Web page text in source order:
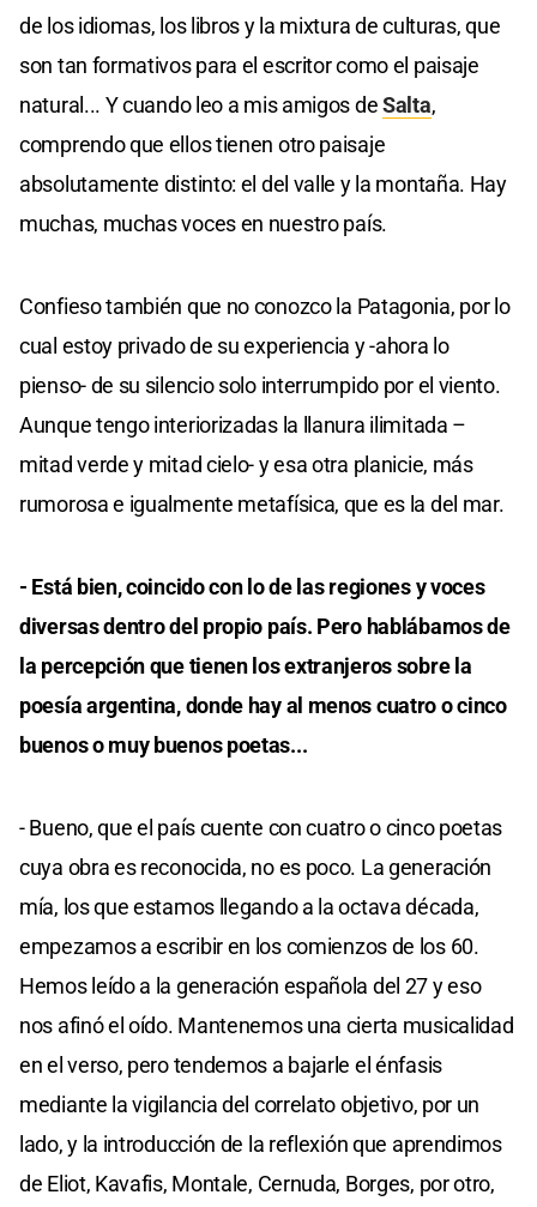
de los idiomas, los libros y la mixtura de culturas, que
son tan formativos para el escritor como el paisaje
natural... Y cuando leo a mis amigos deSalta,
comprendo que ellos tienen otro paisaje
absolutamente distinto: el del valle y la montaña. Hay
muchas, muchas voces en nuestro país.
Confieso también que no conozco la Patagonia, por lo
cual estoy privado de su experiencia y -ahora lo
pienso- de su silencio solo interrumpido por el viento.
Aunque tengo interiorizadas la llanura ilimitada –
mitad verde y mitad cielo- y esa otra planicie, más
rumorosa e igualmente metafísica, que es la del mar.
- Está bien, coincido con lo de las regiones y voces
diversas dentro del propio país. Pero hablábamos de
la percepción que tienen los extranjeros sobre la
poesía argentina, donde hay al menos cuatro o cinco
buenos o muy buenos poetas...
- Bueno, que el país cuente con cuatro o cinco poetas
cuya obra es reconocida, no es poco. La generación
mía, los que estamos llegando a la octava década,
empezamos a escribir en los comienzos de los 60.
Hemos leído a la generación española del 27 y eso
nos afinó el oído. Mantenemos una cierta musicalidad
en el verso, pero tendemos a bajarle el énfasis
mediante la vigilancia del correlato objetivo, por un
lado, y la introducción de la reflexión que aprendimos
de Eliot, Kavafis, Montale, Cernuda, Borges, por otro,